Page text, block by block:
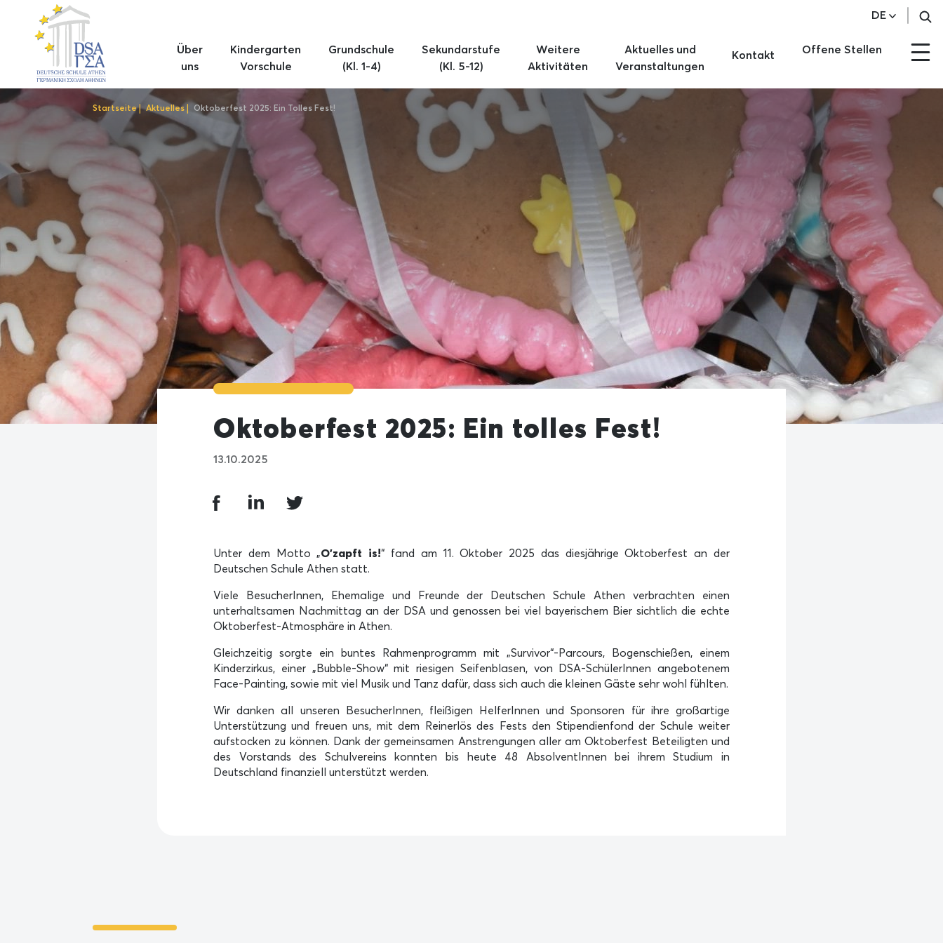
DE
Über
uns
Kindergarten
Vorschule
Grundschule
(Kl. 1-4)
Sekundarstufe
(Kl. 5-12)
Weitere
Aktivitäten
Aktuelles und
Veranstaltungen
Kontakt Offene Stellen
Breadcrumb
Startseite Aktuelles Oktoberfest 2025: Ein Tolles Fest!
Oktoberfest 2025: Ein tolles Fest!
13.10.2025
Unter dem Motto „O’zapft is!“ fand am 11. Oktober 2025 das diesjährige Oktoberfest an der
Deutschen Schule Athen statt.
Viele BesucherInnen, Ehemalige und Freunde der Deutschen Schule Athen verbrachten einen
unterhaltsamen Nachmittag an der DSA und genossen bei viel bayerischem Bier sichtlich die echte
Oktoberfest-Atmosphäre in Athen.
Gleichzeitig sorgte ein buntes Rahmenprogramm mit „Survivor“-Parcours, Bogenschießen, einem
Kinderzirkus, einer „Bubble-Show“ mit riesigen Seifenblasen, von DSA-SchülerInnen angebotenem
Face-Painting, sowie mit viel Musik und Tanz dafür, dass sich auch die kleinen Gäste sehr wohl fühlten.
Wir danken all unseren BesucherInnen, fleißigen HelferInnen und Sponsoren für ihre großartige
Unterstützung und freuen uns, mit dem Reinerlös des Fests den Stipendienfond der Schule weiter
aufstocken zu können. Dank der gemeinsamen Anstrengungen aller am Oktoberfest Beteiligten und
des Vorstands des Schulvereins konnten bis heute 48 AbsolventInnen bei ihrem Studium in
Deutschland finanziell unterstützt werden.